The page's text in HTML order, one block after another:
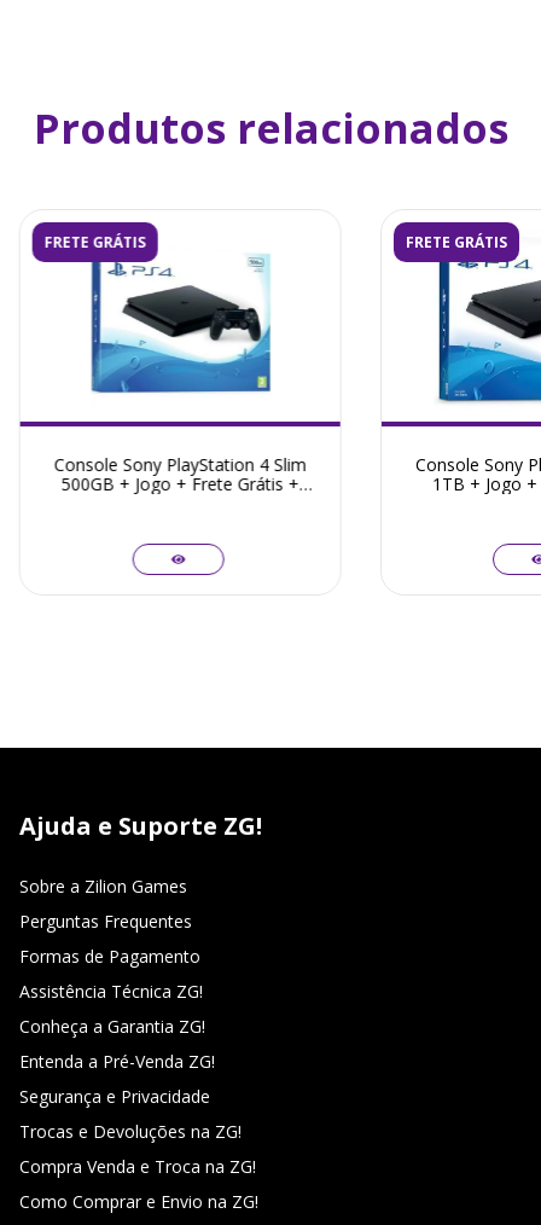
Produtos relacionados
FRETE GRÁTIS
Console Sony PlayStation 4 Slim
500GB + Jogo + Frete Grátis +
FRETE GRÁTIS
Console Sony
1TB + Jogo
Ajuda e Suporte ZG!
Sobre a Zilion Games
Perguntas Frequentes
Formas de Pagamento
Assistência Técnica ZG!
Conheça a Garantia ZG!
Entenda a Pré-Venda ZG!
Segurança e Privacidade
Trocas e Devoluções na ZG!
Compra Venda e Troca na ZG!
Como Comprar e Envio na ZG!